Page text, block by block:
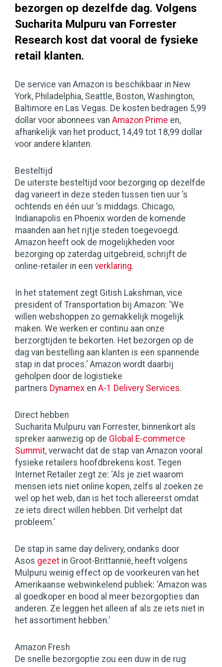
bezorgen op dezelfde dag. Volgens
Sucharita Mulpuru van Forrester
Research kost dat vooral de fysieke
retail klanten.
De service van Amazon is beschikbaar in New
York, Philadelphia, Seattle, Boston, Washington,
Baltimore en Las Vegas. De kosten bedragen 5,99
dollar voor abonnees van Amazon Prime en,
afhankelijk van het product, 14,49 tot 18,99 dollar
voor andere klanten.
Besteltijd
De uiterste besteltijd voor bezorging op dezelfde
dag varieert in deze steden tussen tien uur ’s
ochtends en één uur ’s middags. Chicago,
Indianapolis en Phoenix worden de komende
maanden aan het rijtje steden toegevoegd.
Amazon heeft ook de mogelijkheden voor
bezorging op zaterdag uitgebreid, schrijft de
online-retailer in een verklaring.
In het statement zegt Gitish Lakshman, vice
president of Transportation bij Amazon: ‘We
willen webshoppen zo gemakkelijk mogelijk
maken. We werken er continu aan onze
berzorgtijden te bekorten. Het bezorgen op de
dag van bestelling aan klanten is een spannende
stap in dat proces.’ Amazon wordt daarbij
geholpen door de logistieke
partners Dynamex en A-1 Delivery Services.
Direct hebben
Sucharita Mulpuru van Forrester, binnenkort als
spreker aanwezig op de Global E-commerce
Summit, verwacht dat de stap van Amazon vooral
fysieke retailers hoofdbrekens kost. Tegen
Internet Retailer zegt ze: ‘Als je ziet waarom
mensen iets niet online kopen, zelfs al zoeken ze
wel op het web, dan is het toch allereerst omdat
ze iets direct willen hebben. Dit verhelpt dat
probleem.’
De stap in same day delivery, ondanks door
Asos gezet in Groot-Brittannië, heeft volgens
Mulpuru weinig effect op de voorkeuren van het
Amerikaanse webwinkelend publiek: ‘Amazon was
al goedkoper en bood al meer bezorgopties dan
anderen. Ze leggen het alleen af als ze iets niet in
het assortiment hebben.’
Amazon Fresh
De snelle bezorgoptie zou een duw in de rug